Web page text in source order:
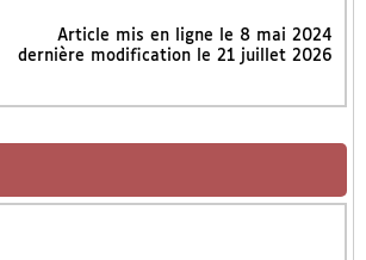
Article mis en ligne le 8 mai 2024
dernière modification le 21 juillet 2026